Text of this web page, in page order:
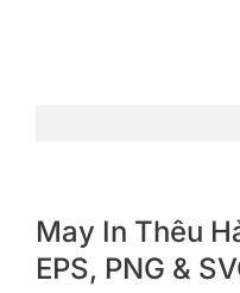
May In Thêu
EPS, PNG &